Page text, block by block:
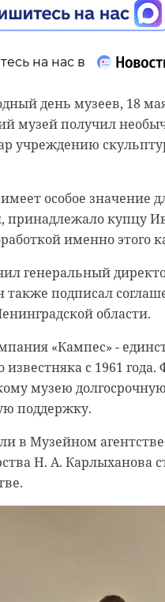
на нас в
день музеев, 18
музей получил
учреждению
особое значение
принадлежало купцу
именно этого
генеральный
также подписал
области.
«Кампес» -
известняка с 1961
музею
поддержку.
в Музейном
Н. А. Карлыханова
на нас в
Экомилиции во время
твердые
порубочные
размещенных
объявил
администрации
контрактам, -
Строительный и
отходы собрали.
на контроле